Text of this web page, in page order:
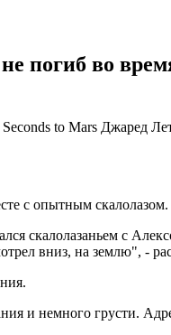
погиб во
to Mars Джаред
с опытным
скалолазаньем с
вниз, на землю", -
и немного грусти.